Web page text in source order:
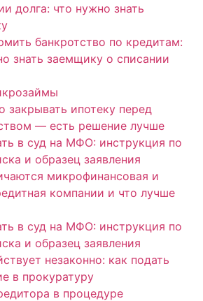
долга: что нужно знать
банкротство по кредитам:
знать заемщику о списании
закрывать ипотеку перед
— есть решение лучше
в суд на МФО: инструкция по
и образец заявления
микрофинансовая и
компании и что лучше
в суд на МФО: инструкция по
и образец заявления
незаконно: как подать
в прокуратуру
в процедуре